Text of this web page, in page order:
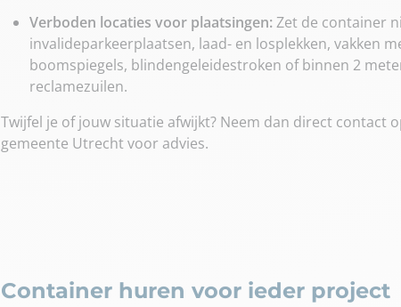
Verboden locaties voor plaatsingen:Zet de container
invalideparkeerplaatsen, laad- en losplekken, vakken
boomspiegels, blindengeleidestroken of binnen 2
reclamezuilen.
Twijfel je of jouw situatie afwijkt? Neem dan direct contact
gemeente Utrecht voor advies.
Container huren voor ieder project